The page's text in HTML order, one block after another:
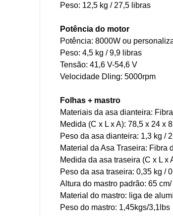
Peso: 12,5 kg / 27,5 libras
Potência do motor
Potência: 8000W ou
Peso: 4,5 kg / 9,9 libras
Tensão: 41,6 V-54,6 V
Velocidade Dling: 5000rpm
Folhas + mastro
Materiais da asa dianteira:
Medida (C x L x A): 78,5 x 24 x
Peso da asa dianteira: 1,3 kg /
Material da Asa Traseira: Fibra
Medida da asa traseira (C x L x
Peso da asa traseira: 0,35 kg /
Altura do mastro padrão: 65
Material do mastro: liga de
Peso do mastro: 1,45kgs/3,1lbs